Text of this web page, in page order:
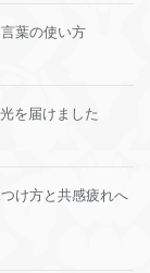
葉の使い方
を届けました
け方と共感疲れへ